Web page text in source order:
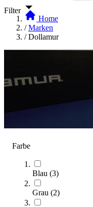
Filter
Farbe
Blau (3)
Grau (2)
Home
/ Marken
/ Dollamur
Dollamur